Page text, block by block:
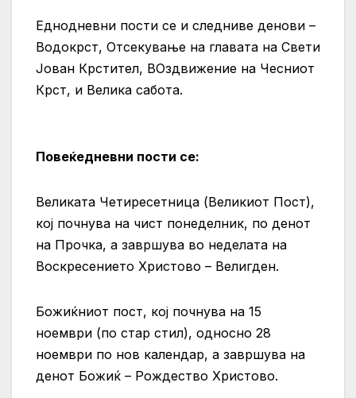
Еднодневни пости се и следниве денови –
Водокрст, Отсекување на главата на Свети
Јован Крстител, ВОздвижение на Чесниот
Крст, и Велика сабота.
Повеќедневни пости се:
Великата Четиресетница (Великиот Пост),
кој почнува на чист понеделник, по денот
на Прочка, а завршува во неделата на
Воскресението Христово – Велигден.
Божиќниот пост, кој почнува на 15
ноември (по стар стил), односно 28
ноември по нов календар, а завршува на
денот Божиќ – Рождество Христово.